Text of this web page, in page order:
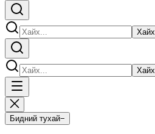
Хайх
Хайх
Бидний тухай−